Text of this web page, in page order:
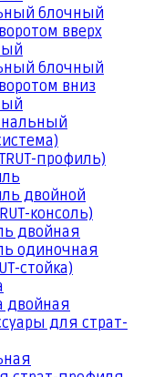
блочный
вверх
блочный
вниз
профиль)
двойной
консоль)
двойная
одиночная
стойка)
двойная
для страт-